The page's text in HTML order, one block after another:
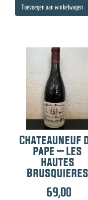
Toevoegen aan winkelwagen
Chateauneuf
pape – Les
hautes
Brusquieres
69,00